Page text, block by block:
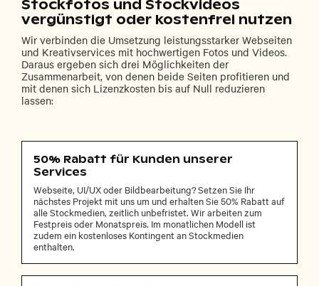
Stockfotos und Stockvideos
vergünstigt oder kostenfrei nutzen
Wir verbinden die Umsetzung leistungsstarker Webseiten
und Kreativservices mit hochwertigen Fotos und Videos.
Daraus ergeben sich drei Möglichkeiten der
Zusammenarbeit, von denen beide Seiten profitieren und
mit denen sich Lizenzkosten bis auf Null reduzieren
lassen:
50% Rabatt für Kunden unserer
Services
Webseite, UI/UX oder Bildbearbeitung? Setzen Sie Ihr
nächstes Projekt mit uns um und erhalten Sie 50% Rabatt auf
alle Stockmedien, zeitlich unbefristet. Wir arbeiten zum
Festpreis oder Monatspreis. Im monatlichen Modell ist
zudem ein kostenloses Kontingent an Stockmedien
enthalten.